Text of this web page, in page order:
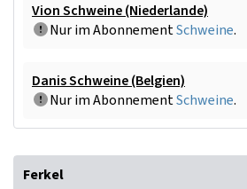
Vion Schweine (Niederlande)
Nur im AbonnementSchweine.
Danis Schweine (Belgien)
Nur im AbonnementSchweine.
Ferkel